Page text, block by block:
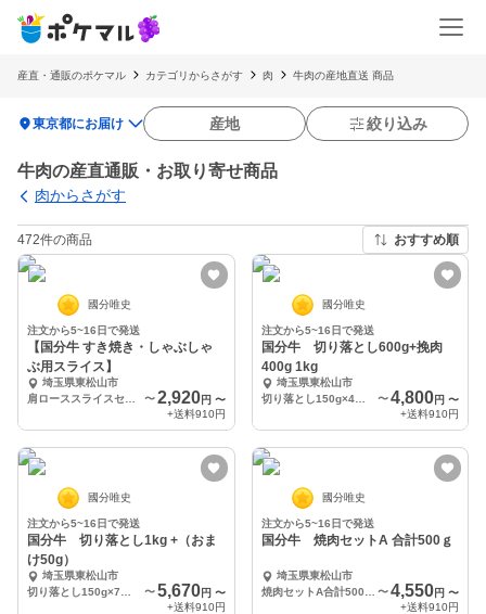
産直・通販のポケマル カテゴリからさがす 肉 牛肉の産地直送 商品
location_on東京都にお届け 産地 絞り込み
牛肉の産直通販・お取り寄せ商品
肉からさがす
472件の商品 おすすめ順
國分唯史
注文から5~16日で発送
【国分牛 すき焼き・しゃぶしゃ
ぶ用スライス】
埼玉県東松山市
〜 2,920円 〜
+送料910円
國分唯史
注文から5~16日で発送
国分牛 切り落とし600g+挽肉
400g 1kg
埼玉県東松山市
切り落とし150g×4パック 3mm挽肉100g×4パック 合計1000g
〜4,800円 〜
+送料910円
國分唯史
注文から5~16日で発送
国分牛 切り落とし1kg +（おま
け50g）
埼玉県東松山市
〜 5,670円 〜
+送料910円
國分唯史
注文から5~16日で発送
国分牛 焼肉セットA 合計500ｇ
埼玉県東松山市
〜4,550円 〜
+送料910円